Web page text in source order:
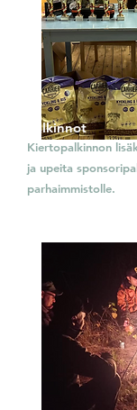
Palkinnot
Kiertopalkinnon
ja upeita
parhaimmistolle.